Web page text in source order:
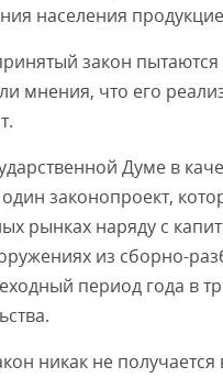
населения
закон
мнения, что его
Думе в
законопроект,
рынках наряду с
из сборно-
период года в
никак не